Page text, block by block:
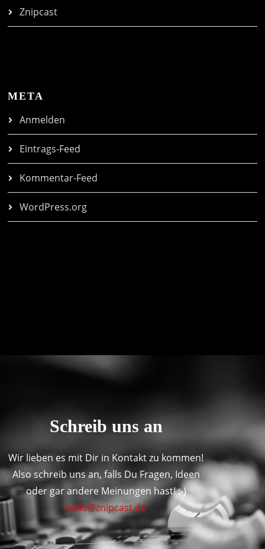
Znipcast
META
Anmelden
Eintrags-Feed
Kommentar-Feed
WordPress.org
Schreib uns an
Wir lieben es mit Dir in Kontakt zu kommen!
Also schreib uns an, falls Du Fragen, Ideen
oder gar andere Meinungen hast! :-)
hello@znipcast.de